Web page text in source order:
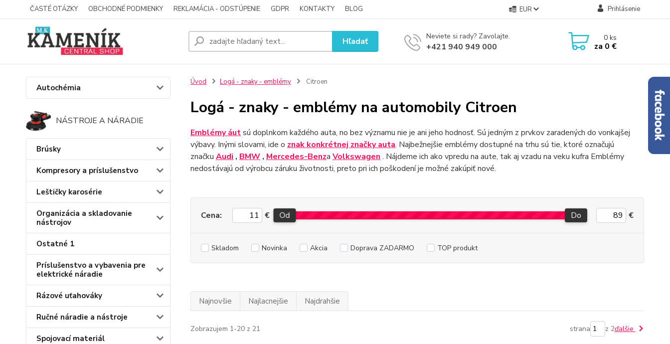
ČASTÉ OTÁZKY OBCHODNÉ PODMIENKY REKLAMÁCIA - ODSTÚPENIE GDPR KONTAKTY BLOG EUR Prihlásenie
Hľadať Neviete si rady? Zavolajte.
+421 940 949 000
0ks
za 0 €
Autochémia
NÁSTROJE A NÁRADIE
Brúsky
Kompresory a príslušenstvo
Leštičky karosérie
Organizácia a skladovanie
nástrojov
Ostatné 1
Príslušenstvo a vybavenia pre
elektrické náradie
Rázové uťahováky
Ručné náradie a nástroje
Spojovací materiál
Úvod Logá - znaky - emblémy Citroen
Logá - znaky - emblémy na automobily Citroen
Emblémy áutsú doplnkom každého auta, no bez významu nie je ani jeho hodnosť. Sú jedným z prvkov zaradených do vonkajšej
výbavy. Inými slovami, ide o znak konkrétnej značky auta. Najbežnejšie emblémy dostupné na trhu sú tie, ktoré označujú
značku Audi , BMW, Mercedes-Benza Volkswagen . Nájdeme ich ako vpredu na aute, tak aj vzadu na veku kufra Emblémy
nedostávajú od výrobcu záruku životnosti, preto pri ich poškodení je možné zakúpiť nové.
Cena: € Od Do €
Skladom Novinka Akcia Doprava ZADARMO TOP produkt
Najnovšie Najlacnejšie Najdrahšie
Zobrazujem 1-20 z 21 strana z 2ďalšie